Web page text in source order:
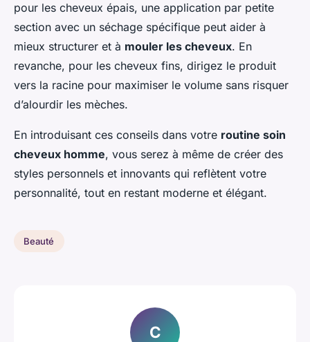
pour les cheveux épais, une application par petite
section avec un séchage spécifique peut aider à
mieux structurer et à mouler les cheveux. En
revanche, pour les cheveux fins, dirigez le produit
vers la racine pour maximiser le volume sans risquer
d’alourdir les mèches.
En introduisant ces conseils dans votre routine soin
cheveux homme, vous serez à même de créer des
styles personnels et innovants qui reflètent votre
personnalité, tout en restant moderne et élégant.
Beauté
C